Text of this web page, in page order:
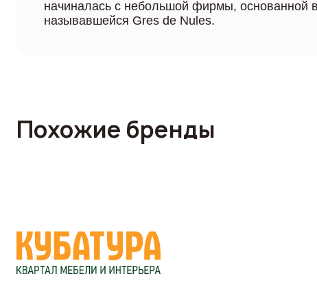
начиналась с небольшой фирмы, основанной
называвшейся Gres de Nules.
Похожие бренды